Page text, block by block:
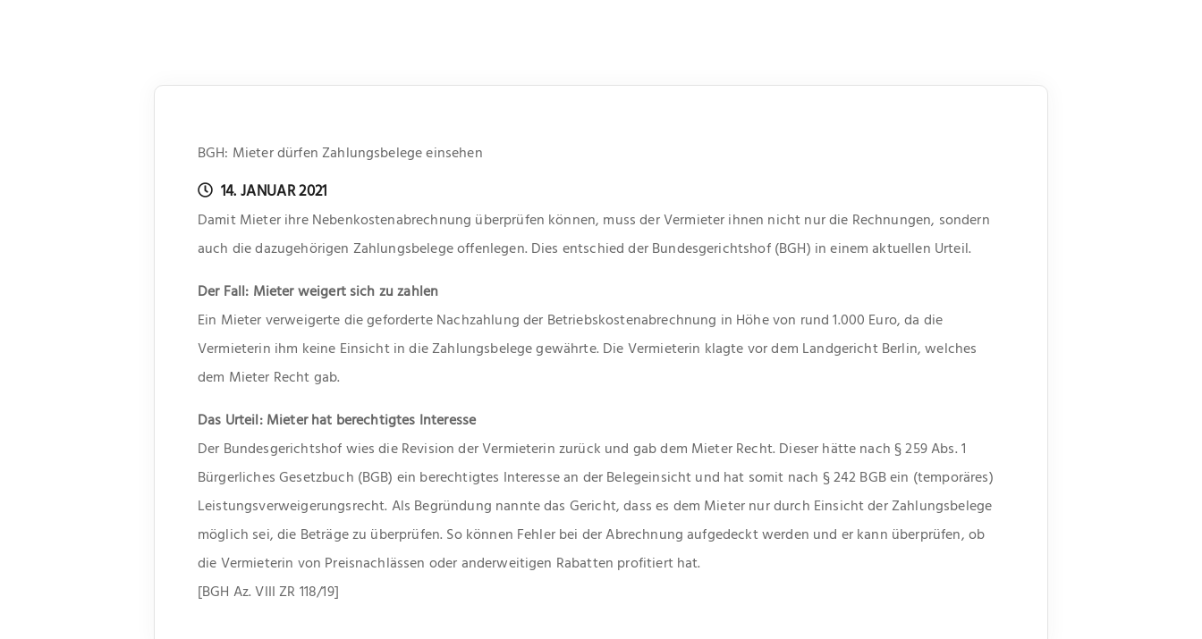
BGH: Mieter dürfen Zahlungsbelege einsehen
14. JANUAR 2021
Damit Mieter ihre Nebenkostenabrechnung überprüfen können, muss der Vermieter ihnen nicht nur die Rechnungen, sondern
auch die dazugehörigen Zahlungsbelege offenlegen. Dies entschied der Bundesgerichtshof (BGH) in einem aktuellen Urteil.
Der Fall: Mieter weigert sich zu zahlen
Ein Mieter verweigerte die geforderte Nachzahlung der Betriebskostenabrechnung in Höhe von rund 1.000 Euro, da die
Vermieterin ihm keine Einsicht in die Zahlungsbelege gewährte. Die Vermieterin klagte vor dem Landgericht Berlin, welches
dem Mieter Recht gab.
Das Urteil: Mieter hat berechtigtes Interesse
Der Bundesgerichtshof wies die Revision der Vermieterin zurück und gab dem Mieter Recht. Dieser hätte nach § 259 Abs. 1
Bürgerliches Gesetzbuch (BGB) ein berechtigtes Interesse an der Belegeinsicht und hat somit nach § 242 BGB ein (temporäres)
Leistungsverweigerungsrecht. Als Begründung nannte das Gericht, dass es dem Mieter nur durch Einsicht der Zahlungsbelege
möglich sei, die Beträge zu überprüfen. So können Fehler bei der Abrechnung aufgedeckt werden und er kann überprüfen, ob
die Vermieterin von Preisnachlässen oder anderweitigen Rabatten profitiert hat.
[BGH Az. VIII ZR 118/19]